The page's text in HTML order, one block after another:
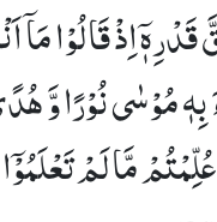
قَدْرِهٖۤ اِذْ قَالُوْا
مُوْسٰى نُوْرًا وَّ
مَّا لَمْ